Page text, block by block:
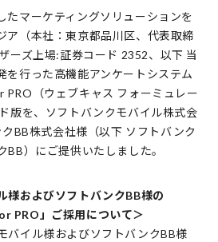
方針 ｜ 情報セキュリティ方針
サイトマップ
WORLD Inc. All Rights Reserved.
たマーケティングソリューションを
ア（本社：東京都品川区、代表取締
ーズ上場:証券コード 2352、以下 当
を行った高機能アンケートシステム
PRO（ウェブキャス フォーミュレー
版を、ソフトバンクモバイル株式会
BB株式会社様（以下 ソフトバンク
BB）にご提供いたしました。
様およびソフトバンクBB様の
PRO」ご採用について＞
バイル様およびソフトバンクBB様